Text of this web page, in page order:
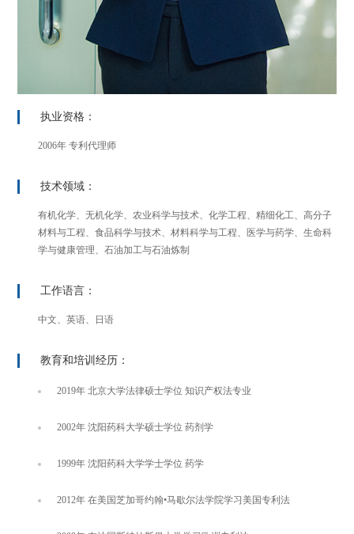
执业资格：
2006年 专利代理师
技术领域：
有机化学、无机化学、农业科学与技术、化学工程、精细化工、高分子
材料与工程、食品科学与技术、材料科学与工程、医学与药学、生命科
学与健康管理、石油加工与石油炼制
工作语言：
中文、英语、日语
教育和培训经历：
2019年 北京大学法律硕士学位 知识产权法专业
2002年 沈阳药科大学硕士学位 药剂学
1999年 沈阳药科大学学士学位 药学
2012年 在美国芝加哥约翰•马歇尔法学院学习美国专利法